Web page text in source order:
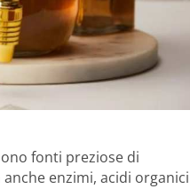
fonti preziose di
enzimi, acidi organici